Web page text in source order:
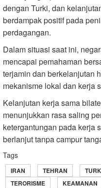
dengan Turki, dan
berdampak positif pada
perdagangan.
Dalam situasi saat ini,
mencapai pemahaman
terjamin dan berkelanjutan
mekanisme lokal dan kerja
Kelanjutan kerja sama
menunjukkan rasa saling
ketergantungan pada kerja
berlanjut tanpa campur
Tags
IRAN TEHRAN
TERORISME
KEAMANAN